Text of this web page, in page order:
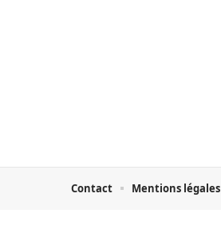
Contact Mentions légales